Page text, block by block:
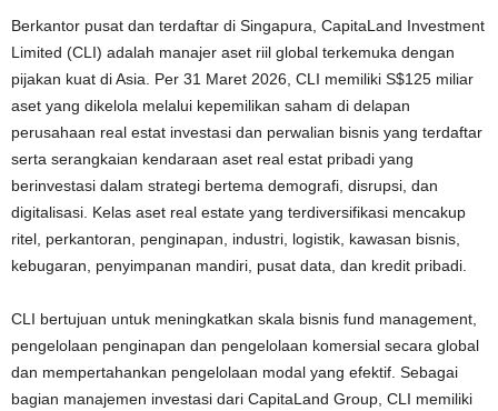
Berkantor pusat dan terdaftar di Singapura, CapitaLand Investment
Limited (CLI) adalah manajer aset riil global terkemuka dengan
pijakan kuat di Asia. Per 31 Maret 2026, CLI memiliki S$125 miliar
aset yang dikelola melalui kepemilikan saham di delapan
perusahaan real estat investasi dan perwalian bisnis yang terdaftar
serta serangkaian kendaraan aset real estat pribadi yang
berinvestasi dalam strategi bertema demografi, disrupsi, dan
digitalisasi. Kelas aset real estate yang terdiversifikasi mencakup
ritel, perkantoran, penginapan, industri, logistik, kawasan bisnis,
kebugaran, penyimpanan mandiri, pusat data, dan kredit pribadi.
CLI bertujuan untuk meningkatkan skala bisnis fund management,
pengelolaan penginapan dan pengelolaan komersial secara global
dan mempertahankan pengelolaan modal yang efektif. Sebagai
bagian manajemen investasi dari CapitaLand Group, CLI memiliki